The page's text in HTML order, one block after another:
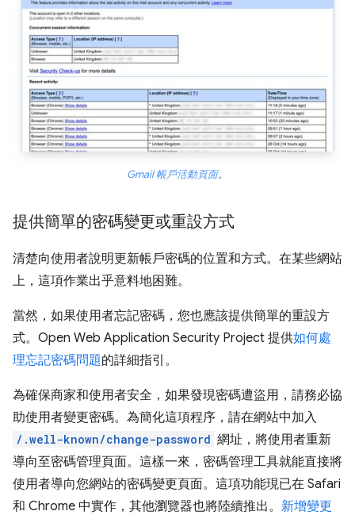
Gmail 帳戶活動頁面。
提供簡單的密碼變更或重設方式
清楚向使用者說明更新帳戶密碼的位置和方式。在某些網站
上，這項作業出乎意料地困難。
當然，如果使用者忘記密碼，您也應該提供簡單的重設方
式。Open Web Application Security Project 提供如何處
理忘記密碼問題的詳細指引。
為確保商家和使用者安全，如果發現密碼遭盜用，請務必協
助使用者變更密碼。為簡化這項程序，請在網站中加入
/.well-known/change-password 網址，將使用者重新
導向至密碼管理頁面。這樣一來，密碼管理工具就能直接將
使用者導向您網站的密碼變更頁面。這項功能現已在 Safari
和 Chrome 中實作，其他瀏覽器也將陸續推出。 新增變更